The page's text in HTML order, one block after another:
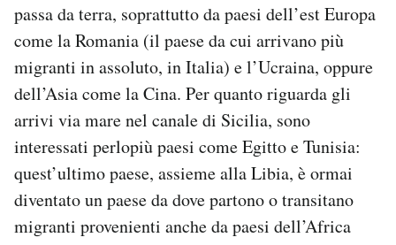
passa da terra, soprattutto da paesi dell’est Europa
come la Romania (il paese da cui arrivano più
migranti in assoluto, in Italia) e l’Ucraina, oppure
dell’Asia come la Cina. Per quanto riguarda gli
arrivi via mare nel canale di Sicilia, sono
interessati perlopiù paesi come Egitto e Tunisia:
quest’ultimo paese, assieme alla Libia, è ormai
diventato un paese da dove partono o transitano
migranti provenienti anche da paesi dell’Africa